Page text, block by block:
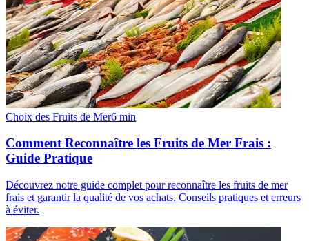
Choix des Fruits de Mer6 min
Comment Reconnaître les Fruits de Mer Frais :
Guide Pratique
Découvrez notre guide complet pour reconnaître les fruits de mer
frais et garantir la qualité de vos achats. Conseils pratiques et erreurs
à éviter.